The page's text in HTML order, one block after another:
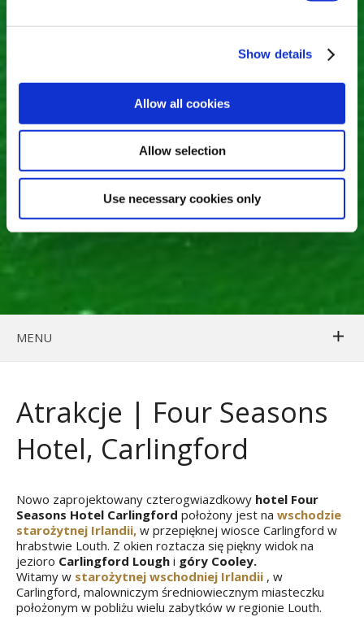
Show details
Allow all cookies
Allow selection
Use necessary cookies only
MENU
Atrakcje | Four Seasons
Hotel, Carlingford
Nowo zaprojektowany czterogwiazdkowy hotel Four
Seasons Hotel Carlingford położony jest na wschodzie
starożytnej Irlandii, w przepięknej wiosce Carlingford w
hrabstwie Louth. Z okien roztacza się piękny widok na
jezioro Carlingford Lough i góry Cooley.
Witamy w starożytnej wschodniej Irlandii , w
Carlingford, malowniczym średniowiecznym miasteczku
położonym w pobliżu wielu zabytków w regionie Louth.